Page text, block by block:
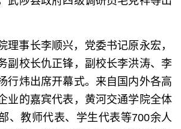
理事长李顺兴，党委书记原永宏，
副校长仇正锋，副校长李洪涛、李
行炜出席开幕式。来自国内外各高
业的嘉宾代表，黄河交通学院全体
、教师代表、学生代表等700余人